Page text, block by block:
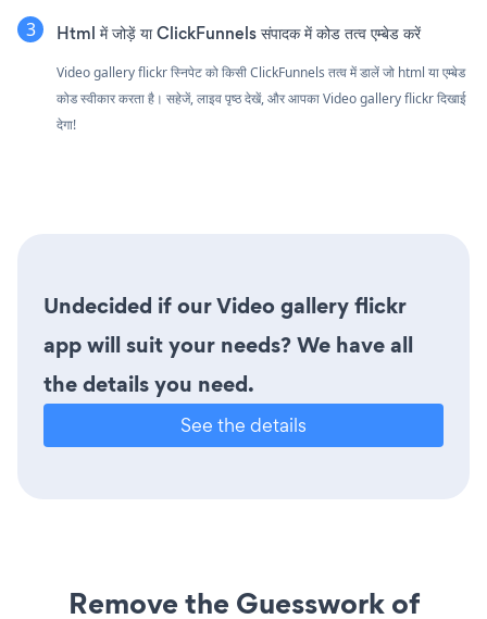
Html में जोड़ें या ClickFunnels संपादक में कोड तत्व एम्बेड करें
Video gallery flickr स्निपेट को किसी ClickFunnels तत्व में डालें जो html या एम्बेड
कोड स्वीकार करता है। सहेजें, लाइव पृष्ठ देखें, और आपका Video gallery flickr दिखाई
देगा!
Undecided if our Video gallery flickr
app will suit your needs? We have all
the details you need.
See the details
Remove the Guesswork of